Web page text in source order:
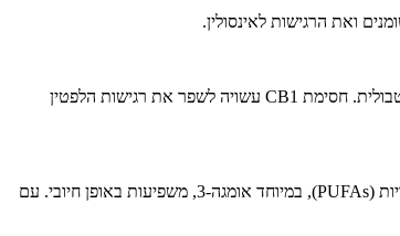
לפטין מעכב את סינתזת האנדוקנבינואידים (אנדוקנבינואידיםs), וחוסר בלפטין עלול להוביל להפעלת יתר של מערכת ה-ECS, דבר שמגביר עמידות ללפטין ותסמונת מטבולית. חסימת CB1 עשויה לשפר את רגישות הלפטין
מטבוליזם של חומצות שומן מתרחש באיברים שונים, כולל רקמת שומן, לבלב וכבד. בעוד שחומצות שומן רוויות מגבירות את הסיכון להשמנה, חומצות שומן רב-בלתי רוויות (PUFAs), במיוחד אומגה-3, משפיעות באופן חיובי. עם